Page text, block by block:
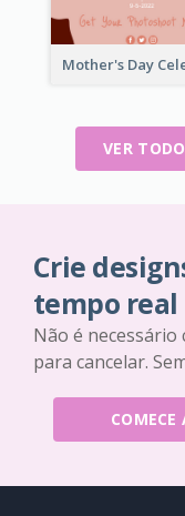
VER
Crie
tempo real
Não é necessário
para cancelar.